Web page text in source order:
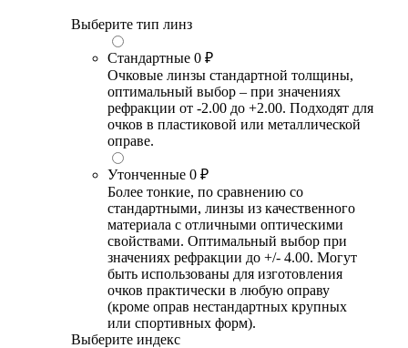
Выберите тип линз
Стандартные 0 ₽
Очковые линзы стандартной толщины,
оптимальный выбор – при значениях
рефракции от -2.00 до +2.00. Подходят для
очков в пластиковой или металлической
оправе.
Утонченные 0 ₽
Более тонкие, по сравнению со
стандартными, линзы из качественного
материала с отличными оптическими
свойствами. Оптимальный выбор при
значениях рефракции до +/- 4.00. Могут
быть использованы для изготовления
очков практически в любую оправу
(кроме оправ нестандартных крупных
или спортивных форм).
Выберите индекс